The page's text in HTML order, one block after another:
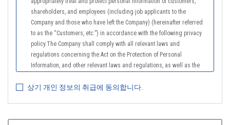
shareholders, and employees (including job applicants to the
Company and those who have left the Company) (hereinafter referred
to as the “Customers, etc.”) in accordance with the following privacy
policy.The Company shall comply with all relevant laws and
regulations concerning the Act on the Protection of Personal
Information, and other relevant laws and regulations, as well as the
(General Rules), and other national guidelines for which compliance is
상기 개인 정보의 취급에 동의합니다.